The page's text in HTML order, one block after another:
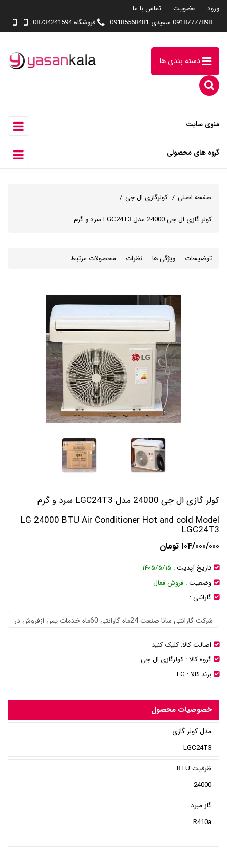
ورود عضویت
تماس با ما
09187777898 سعیدی 09185568481
فروشگاه 08734241594
دسته بندی ها
منوی سایت
گروه های محصولی
صفحه اصلی کولرگازی ال جی
کولر گازی ال جی 24000 مدل LGC24T3 سرد و گرم
توضیحات ویژگی ها نظرات محصولات مرتبط
کولر گازی ال جی 24000 مدل LGC24T3 سرد و گرم
LG 24000 BTU Air Conditioner Hot and cold Model
LGC24T3
۱۰۴/۰۰۰/۰۰۰ تومان
تاریخ آپدیت : ۱۴۰۵/۵/۱۵
وضعیت : فروش فعال
گارانتی :
اصالت کالا: کلیک کنید
گروه کالا : کولرگازی ال جی
برند کالا : LG
خصوصیات محصول
مدل کولر گازی
LGC24T3
ظرفیت BTU
24000
گاز مبرد
R410a